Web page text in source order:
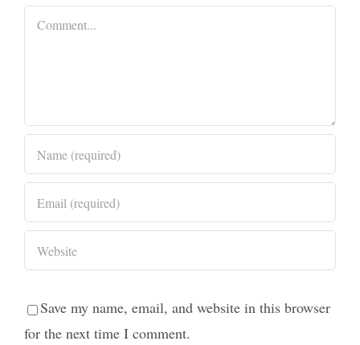
Comment
Save my name, email, and website in this browser
for the next time I comment.